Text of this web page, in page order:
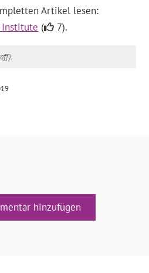
Artikel lesen:
( 7).
hinzufügen